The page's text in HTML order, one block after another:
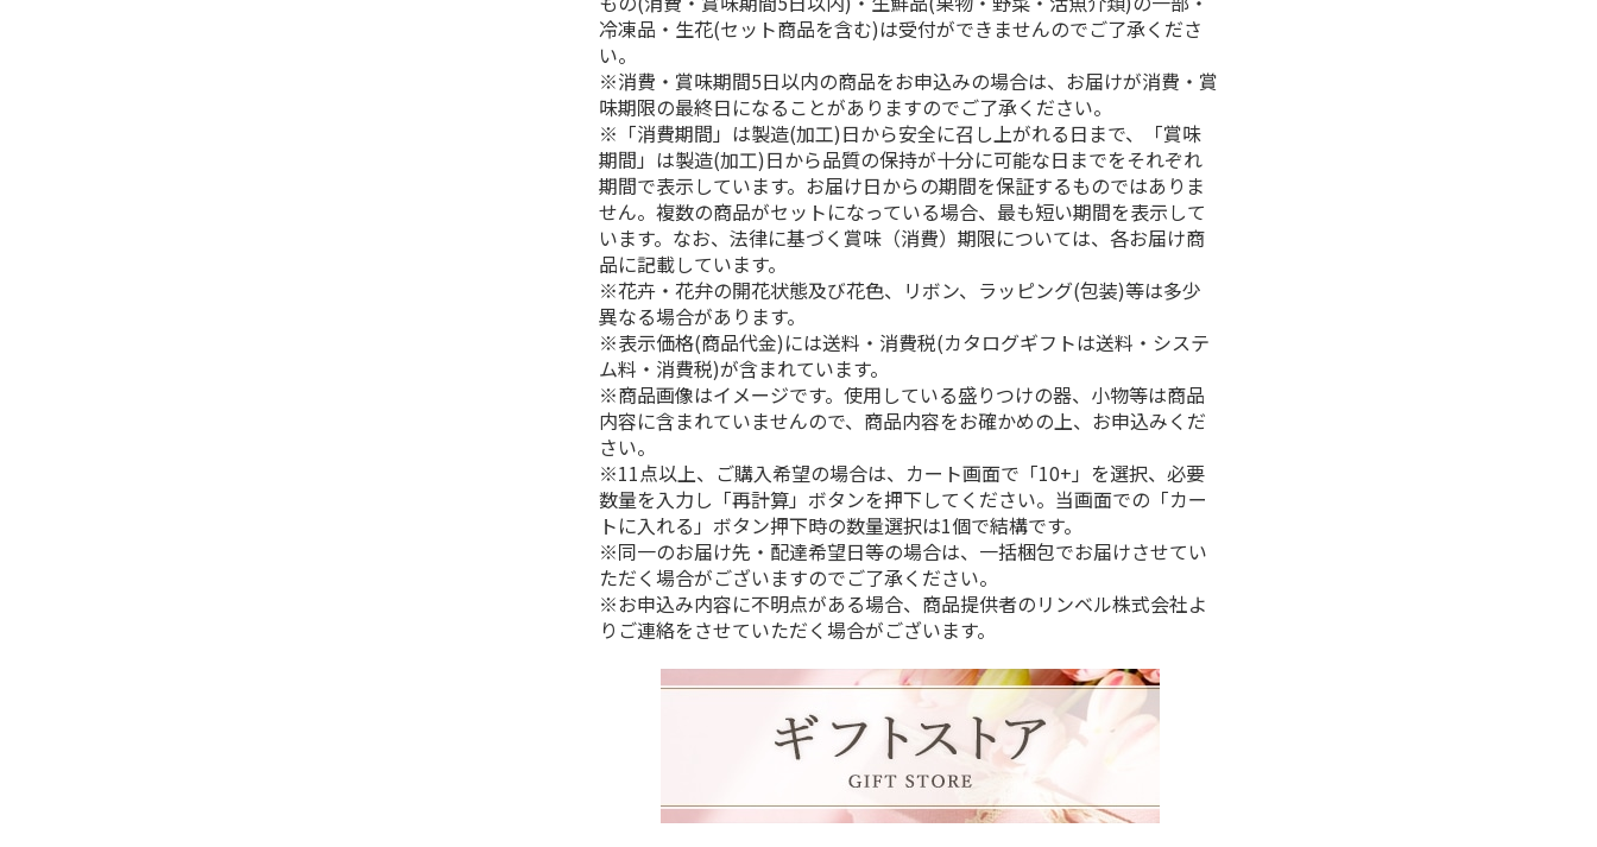
冷凍品・生花(セット商品を含む)は受付ができませんのでご了承くださ
い。
※消費・賞味期間5日以内の商品をお申込みの場合は、お届けが消費・賞
味期限の最終日になることがありますのでご了承ください。
※「消費期間」は製造(加工)日から安全に召し上がれる日まで、「賞味
期間」は製造(加工)日から品質の保持が十分に可能な日までをそれぞれ
期間で表示しています。お届け日からの期間を保証するものではありま
せん。複数の商品がセットになっている場合、最も短い期間を表示して
います。なお、法律に基づく賞味（消費）期限については、各お届け商
品に記載しています。
※花卉・花弁の開花状態及び花色、リボン、ラッピング(包装)等は多少
異なる場合があります。
※表示価格(商品代金)には送料・消費税(カタログギフトは送料・システ
ム料・消費税)が含まれています。
※商品画像はイメージです。使用している盛りつけの器、小物等は商品
内容に含まれていませんので、商品内容をお確かめの上、お申込みくだ
さい。
※11点以上、ご購入希望の場合は、カート画面で「10+」を選択、必要
数量を入力し「再計算」ボタンを押下してください。当画面での「カー
トに入れる」ボタン押下時の数量選択は1個で結構です。
※同一のお届け先・配達希望日等の場合は、一括梱包でお届けさせてい
ただく場合がございますのでご了承ください。
※お申込み内容に不明点がある場合、商品提供者のリンベル株式会社よ
りご連絡をさせていただく場合がございます。